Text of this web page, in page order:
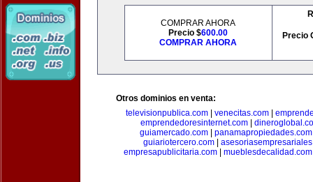
COMPRAR AHORA
Precio $600.00
COMPRAR AHORA
Precio
Otros dominios en venta:
televisionpublica.com
venecitas.com
emprendedoresinternet.com
guiamercado.com| panamapropiedades.com
guiariotercero.com|
empresapublicitaria.com| mueblesdecalidad.com